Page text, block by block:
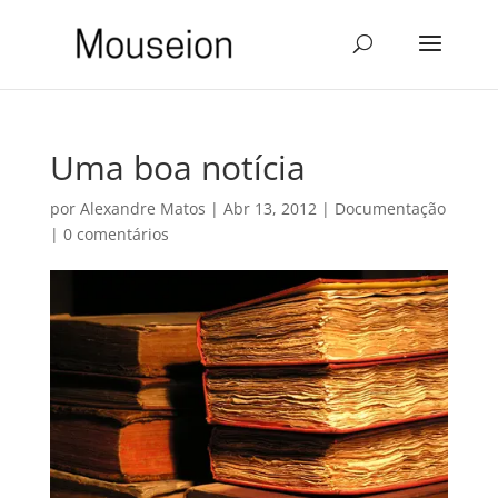
Uma boa notícia
por Alexandre Matos | Abr 13, 2012| Documentação
| 0 comentários